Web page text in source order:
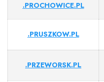
.PROCHOWICE.PL
.PRUSZKOW.PL
.PRZEWORSK.PL